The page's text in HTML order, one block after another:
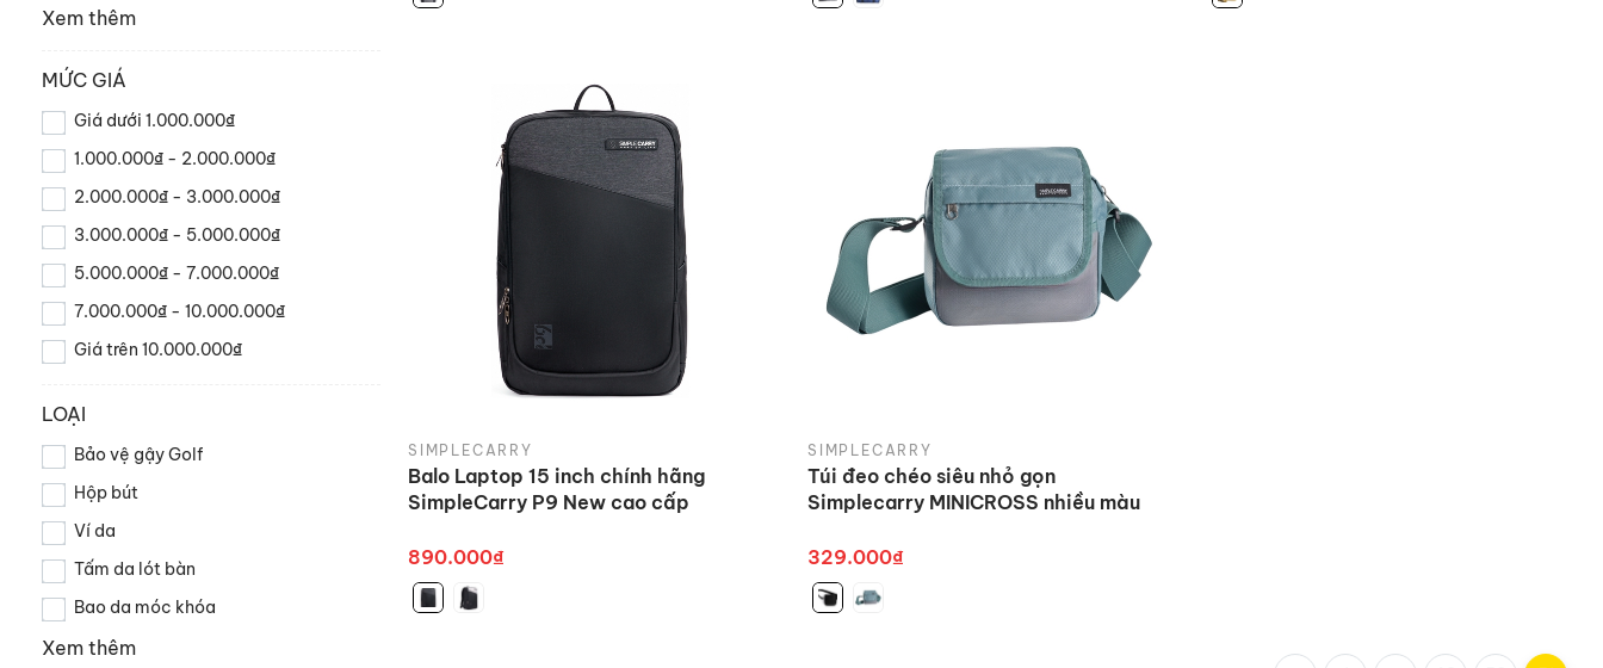
Xem thêm
MỨC GIÁ
Giá dưới 1.000.000₫
1.000.000₫ - 2.000.000₫
2.000.000₫ - 3.000.000₫
3.000.000₫ - 5.000.000₫
5.000.000₫ - 7.000.000₫
7.000.000₫ - 10.000.000₫
Giá trên 10.000.000₫
LOẠI
Bảo vệ gậy Golf
Hộp bút
Ví da
Tấm da lót bàn
Bao da móc khóa
Xem thêm
SIMPLECARRY
Balo Laptop 15 inch chính hãng
SimpleCarry P9 New cao cấp
890.000₫
SIMPLECARRY
Túi đeo chéo siêu nhỏ gọn
Simplecarry MINICROSS nhiều màu
329.000₫